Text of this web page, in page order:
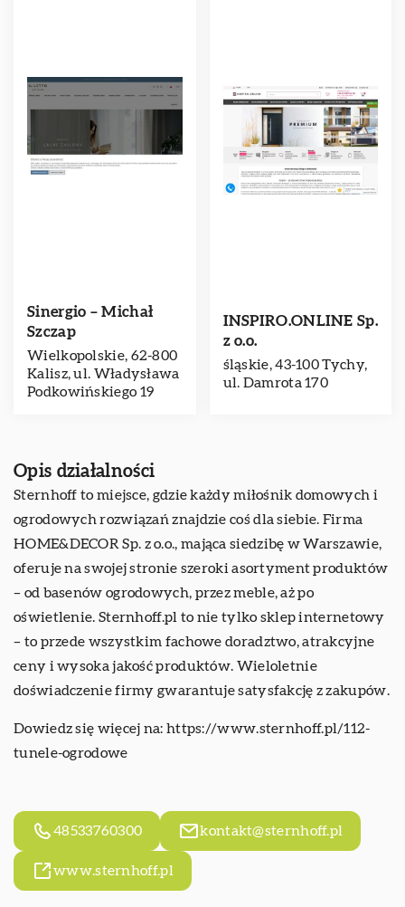
Sinergio – Michał
Szczap
Wielkopolskie, 62-800
Kalisz, ul. Władysława
Podkowińskiego 19
INSPIRO.ONLINE Sp.
z o.o.
śląskie, 43-100 Tychy,
ul. Damrota 170
Opis działalności
Sternhoff to miejsce, gdzie każdy miłośnik domowych i
ogrodowych rozwiązań znajdzie coś dla siebie. Firma
HOME&DECOR Sp. z o.o., mająca siedzibę w Warszawie,
oferuje na swojej stronie szeroki asortyment produktów
– od basenów ogrodowych, przez meble, aż po
oświetlenie. Sternhoff.pl to nie tylko sklep internetowy
– to przede wszystkim fachowe doradztwo, atrakcyjne
ceny i wysoka jakość produktów. Wieloletnie
doświadczenie firmy gwarantuje satysfakcję z zakupów.
Dowiedz się więcej na: https://www.sternhoff.pl/112-
tunele-ogrodowe
48533760300 kontakt@sternhoff.pl
www.sternhoff.pl